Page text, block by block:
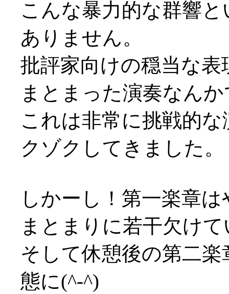
こんな暴力的な群響
ありません。
批評家向けの穏当な
まとまった演奏なん
これは非常に挑戦的
クゾクしてきました。
しかーし！第一楽章
まとまりに若干欠け
そして休憩後の第二
態に(^-^)